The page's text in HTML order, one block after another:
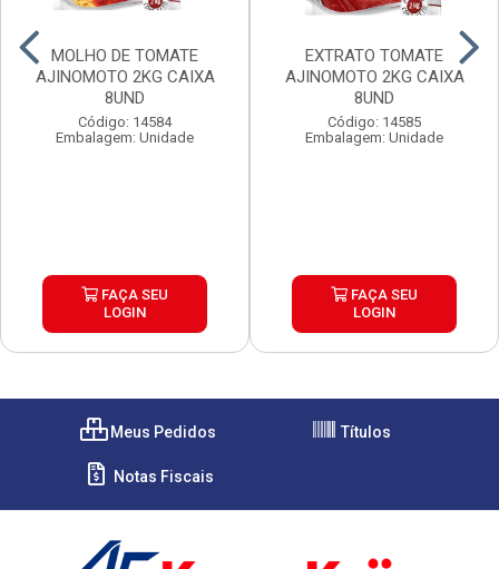
MOLHO DE TOMATE
AJINOMOTO 2KG CAIXA
8UND
Código: 14584
Embalagem: Unidade
FAÇA SEU
LOGIN
EXTRATO TOMATE
AJINOMOTO 2KG CAIXA
8UND
Código: 14585
Embalagem: Unidade
FAÇA SEU
LOGIN
Meus Pedidos Títulos
Notas Fiscais